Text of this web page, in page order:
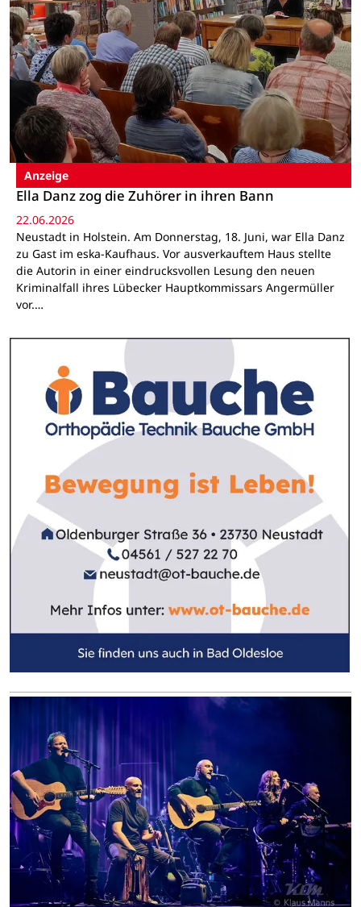
Anzeige
Ella Danz zog die Zuhörer in ihren Bann
22.06.2026
Neustadt in Holstein. Am Donnerstag, 18. Juni, war Ella Danz
zu Gast im eska-Kaufhaus. Vor ausverkauftem Haus stellte
die Autorin in einer eindrucksvollen Lesung den neuen
Kriminalfall ihres Lübecker Hauptkommissars Angermüller
vor.…